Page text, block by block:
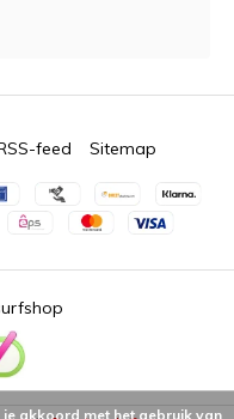
feed Sitemap
akkoord met het gebruik van